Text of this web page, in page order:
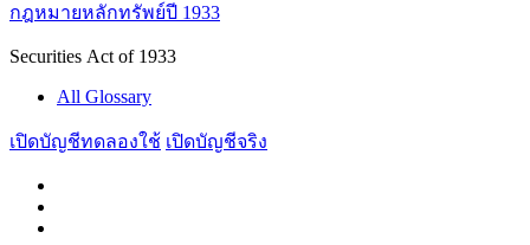
กฎหมายหลักทรัพย์ปี 1933
Securities Act of 1933
All Glossary
เปิดบัญชีทดลองใช้ เปิดบัญชีจริง